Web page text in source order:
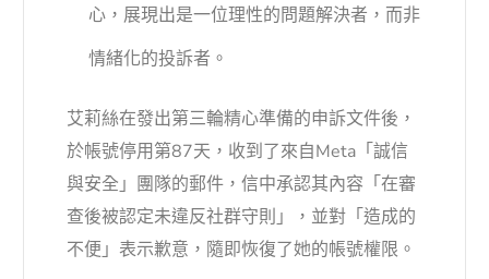
心，展現出是一位理性的問題解決者，而非
情緒化的投訴者。
艾莉絲在發出第三輪精心準備的申訴文件後，
於帳號停用第87天，收到了來自Meta「誠信
與安全」團隊的郵件，信中承認其內容「在審
查後被認定未違反社群守則」，並對「造成的
不便」表示歉意，隨即恢復了她的帳號權限。